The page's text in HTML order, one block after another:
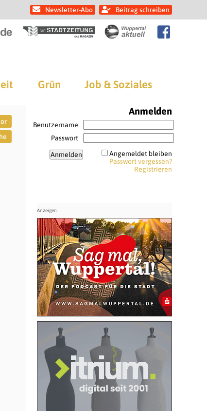
Newsletter-Abo Beitrag schreiben
Grün Job & Soziales
Anmelden
Benutzername
Passwort
Angemeldet bleiben
Passwort vergessen?
Registrieren